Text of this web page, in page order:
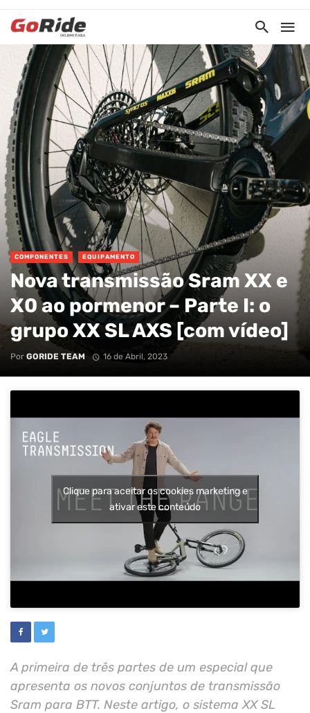
COMPONENTES EQUIPAMENTO
Nova transmissão Sram XX e
X0 ao pormenor – Parte I: o
grupo XX SL AXS [com vídeo]
Por GORIDE TEAM 16 de Abril, 2023
Clique para aceitar os cookies marketing e
ativar este conteúdo
A primeira de três partes de um especial que
apresenta os novos conjuntos de transmissão
Sram para BTT. Neste artigo, o sistema XX SL